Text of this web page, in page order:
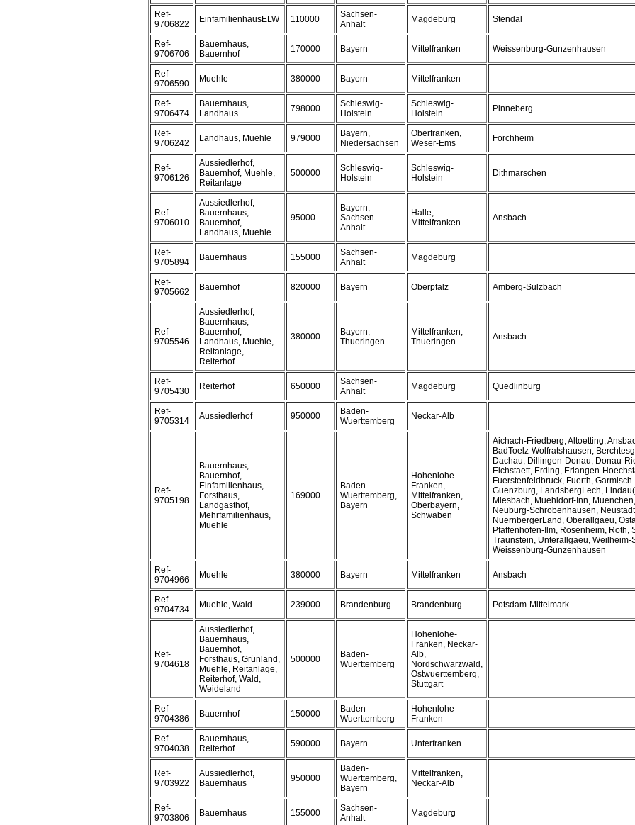
Ref-
9706822
EinfamilienhausELW 110000
Sachsen-
Anhalt
Magdeburg Stendal
Ref-
9706706
Bauernhaus,
Bauernhof
170000 Bayern Mittelfranken Weissenburg-Gunzenhausen
Ref-
9706590
Muehle 380000 Bayern Mittelfranken
Ref-
9706474
Bauernhaus,
Landhaus
798000
Schleswig-
Holstein
Schleswig-
Holstein
Pinneberg
Ref-
9706242
Landhaus, Muehle 979000
Bayern,
Niedersachsen
Oberfranken,
Weser-Ems
Forchheim
Ref-
9706126
Aussiedlerhof,
Bauernhof, Muehle,
Reitanlage
500000
Schleswig-
Holstein
Schleswig-
Holstein
Dithmarschen
Ref-
9706010
Aussiedlerhof,
Bauernhaus,
Bauernhof,
Landhaus, Muehle
95000
Bayern,
Sachsen-
Anhalt
Halle,
Mittelfranken
Ansbach
Ref-
9705894
Bauernhaus 155000
Sachsen-
Anhalt
Magdeburg
Ref-
9705662
Bauernhof 820000 Bayern Oberpfalz Amberg-Sulzbach
Ref-
9705546
Aussiedlerhof,
Bauernhaus,
Bauernhof,
Landhaus, Muehle,
Reitanlage,
Reiterhof
380000
Bayern,
Thueringen
Mittelfranken,
Thueringen
Ansbach
Ref-
9705430
Reiterhof 650000
Sachsen-
Anhalt
Magdeburg Quedlinburg
Ref-
9705314
Aussiedlerhof 950000
Baden-
Wuerttemberg
Neckar-Alb
Ref-
9705198
Bauernhaus,
Bauernhof,
Einfamilienhaus,
Forsthaus,
Landgasthof,
Mehrfamilienhaus,
Muehle
169000
Baden-
Wuerttemberg,
Bayern
Hohenlohe-
Franken,
Mittelfranken,
Oberbayern,
Schwaben
Aichach-Friedberg, Altoetting,
BadToelz-Wolfratshausen,
Dachau, Dillingen-Donau, Donau-
Eichstaett, Erding, Erlangen-
Fuerstenfeldbruck, Fuerth,
Guenzburg, LandsbergLech,
Miesbach, Muehldorf-Inn,
Neuburg-Schrobenhausen,
NuernbergerLand, Oberallgaeu,
Pfaffenhofen-Ilm, Rosenheim, Roth,
Traunstein, Unterallgaeu, Weilheim-
Weissenburg-Gunzenhausen
Ref-
9704966
Muehle 380000 Bayern Mittelfranken Ansbach
Ref-
9704734
Muehle, Wald 239000 Brandenburg Brandenburg Potsdam-Mittelmark
Ref-
9704618
Aussiedlerhof,
Bauernhaus,
Bauernhof,
Forsthaus, Grünland,
Muehle, Reitanlage,
Reiterhof, Wald,
Weideland
500000
Baden-
Wuerttemberg
Hohenlohe-
Franken, Neckar-
Alb,
Nordschwarzwald,
Ostwuerttemberg,
Stuttgart
Ref-
9704386
Bauernhof 150000
Baden-
Wuerttemberg
Hohenlohe-
Franken
Ref-
9704038
Bauernhaus,
Reiterhof
590000 Bayern Unterfranken
Ref-
9703922
Aussiedlerhof,
Bauernhaus
950000
Baden-
Wuerttemberg,
Bayern
Mittelfranken,
Neckar-Alb
Ref-
9703806
Bauernhaus 155000
Sachsen-
Anhalt
Magdeburg